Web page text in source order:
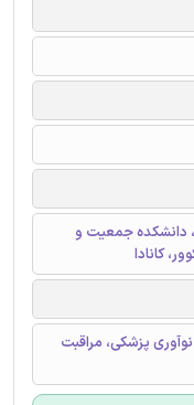
دانشکده جمعیت و
کانادا
پزشکی، مراقبت